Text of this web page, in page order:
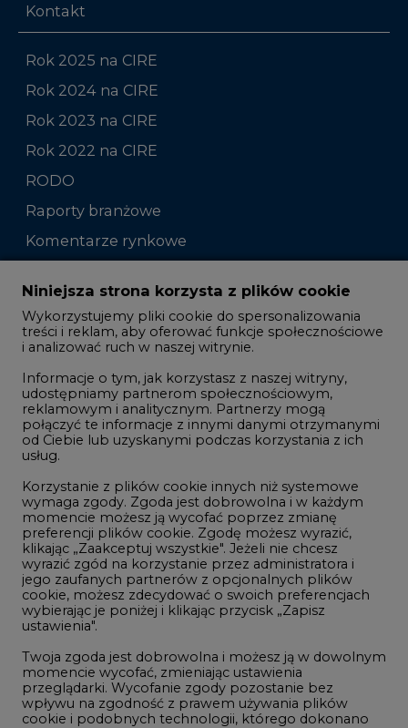
Kontakt
Rok 2025 na CIRE
Rok 2024 na CIRE
Rok 2023 na CIRE
Rok 2022 na CIRE
RODO
Raporty branżowe
Komentarze rynkowe
Zmiany kadrowe na rynku
Studio CIRE
Rozmowy o energetyce
Gospodarka
Geopolityka
LTE450
Innowacje i AI
Telekomunikacja i IT
Handel emisjami CO2
Wodór
Górnictwo
Atom
Fotowoltaika
Niniejsza strona korzysta z plików cookie
Wykorzystujemy pliki cookie do spersonalizowania
treści i reklam, aby oferować funkcje społecznościowe
i analizować ruch w naszej witrynie.
Informacje o tym, jak korzystasz z naszej witryny,
udostępniamy partnerom społecznościowym,
reklamowym i analitycznym. Partnerzy mogą
połączyć te informacje z innymi danymi otrzymanymi
od Ciebie lub uzyskanymi podczas korzystania z ich
usług.
Korzystanie z plików cookie innych niż systemowe
wymaga zgody. Zgoda jest dobrowolna i w każdym
momencie możesz ją wycofać poprzez zmianę
preferencji plików cookie. Zgodę możesz wyrazić,
klikając „Zaakceptuj wszystkie". Jeżeli nie chcesz
wyrazić zgód na korzystanie przez administratora i
jego zaufanych partnerów z opcjonalnych plików
cookie, możesz zdecydować o swoich preferencjach
wybierając je poniżej i klikając przycisk „Zapisz
ustawienia".
Twoja zgoda jest dobrowolna i możesz ją w dowolnym
momencie wycofać, zmieniając ustawienia
przeglądarki. Wycofanie zgody pozostanie bez
wpływu na zgodność z prawem używania plików
cookie i podobnych technologii, którego dokonano